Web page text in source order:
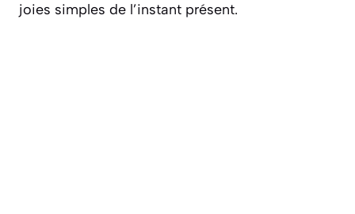
joies simples de l’instant présent.